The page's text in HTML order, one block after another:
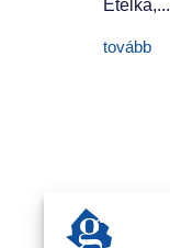
Etelka,...
tovább